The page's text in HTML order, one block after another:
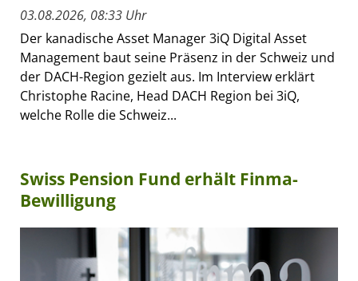
03.08.2026, 08:33 Uhr
Der kanadische Asset Manager 3iQ Digital Asset
Management baut seine Präsenz in der Schweiz und
der DACH-Region gezielt aus. Im Interview erklärt
Christophe Racine, Head DACH Region bei 3iQ,
welche Rolle die Schweiz...
Swiss Pension Fund erhält Finma-
Bewilligung